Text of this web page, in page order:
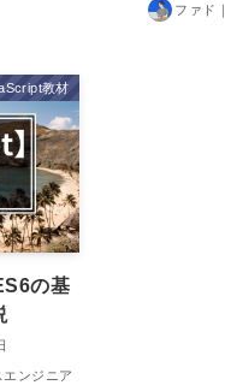
ファド
教材
の基
ンジニア